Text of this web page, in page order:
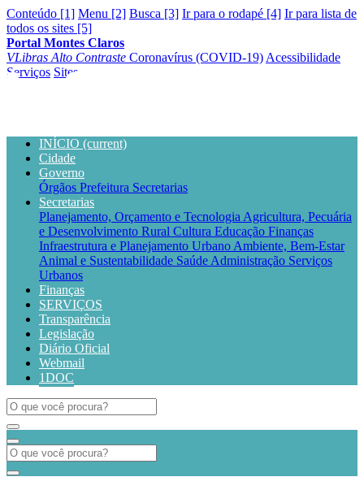
Conteúdo [1] Menu [2] Busca [3] Ir para o rodapé [4] Ir para lista de
todos os sites [5]
Portal Montes Claros
VLibras Alto Contraste Coronavírus (COVID-19) Acessibilidade
Serviços Sites
INÍCIO (current)
Cidade
Governo
Órgãos Prefeitura Secretarias
Secretarias
Planejamento, Orçamento e Tecnologia Agricultura, Pecuária
e Desenvolvimento Rural Cultura Educação Finanças
Infraestrutura e Planejamento Urbano Ambiente, Bem-Estar
Animal e Sustentabilidade Saúde Administração Serviços
Urbanos
Finanças
SERVIÇOS
Transparência
Legislação
Diário Oficial
Webmail
1DOC